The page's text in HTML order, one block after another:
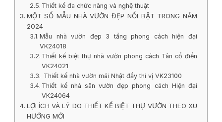
Thiết kế đa chức năng và nghệ thuật
MỘT SỐ MẪU NHÀ VƯỜN ĐẸP NỔI BẬT TRONG NĂM
2024
Mẫu nhà vườn đẹp 3 tầng phong cách hiện đại
VK24018
Thiết kế biệt thự nhà vườn phong cách Tân cổ điển
VK24021
Thiết kế nhà vườn mái Nhật đầy thi vị VK23100
Thiết kế nhà sân vườn đẹp phong cách Hiện đại
VK24064
LỢI ÍCH VÀ LÝ DO THIẾT KẾ BIỆT THỰ VƯỜN THEO XU
HƯỚNG MỚI